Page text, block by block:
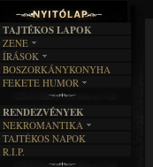
TAJTÉKOS LAPOK
ZENE
EGYÜTTESEK
INTERJÚK
FORDÍTÁSOK
DALSZÖVEGEK
ÍRÁSOK
IRODALOM
FILM
MŰVÉSZET
ÍRÁSTÖRTÉNET
BOSZORKÁNYKONYHA
FEKETE HUMOR
SZÖVEGES
RENDEZVÉNYEK
NEKROMANTIKA
AKTUÁLIS
A MÚLT
TAJTÉKOS NAPOK
R.I.P.